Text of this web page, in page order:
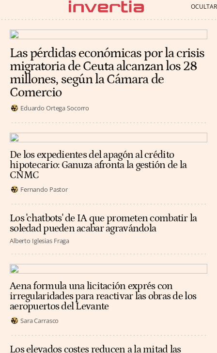
Las pérdidas económicas por la crisis
migratoria de Ceuta alcanzan los 28
millones, según la Cámara de
Comercio
Eduardo Ortega Socorro
De los expedientes del apagón al crédito
hipotecario: Ganuza afronta la gestión de la
CNMC
Fernando Pastor
Los 'chatbots' de IA que prometen combatir la
soledad pueden acabar agravándola
Alberto Iglesias Fraga
Aena formula una licitación exprés con
irregularidades para reactivar las obras de los
aeropuertos del Levante
Sara Carrasco
Los elevados costes reducen a la mitad las